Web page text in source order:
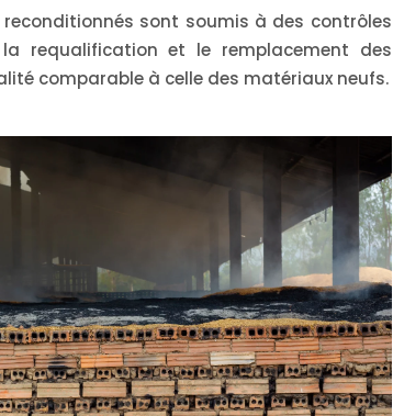
reconditionnés sont soumis à des contrôles
requalification et le remplacement des
comparable à celle des matériaux neufs.